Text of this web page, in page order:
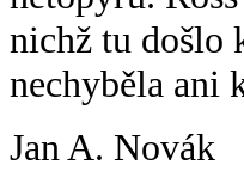
nichž tu došlo
nechyběla ani
Jan A. Novák